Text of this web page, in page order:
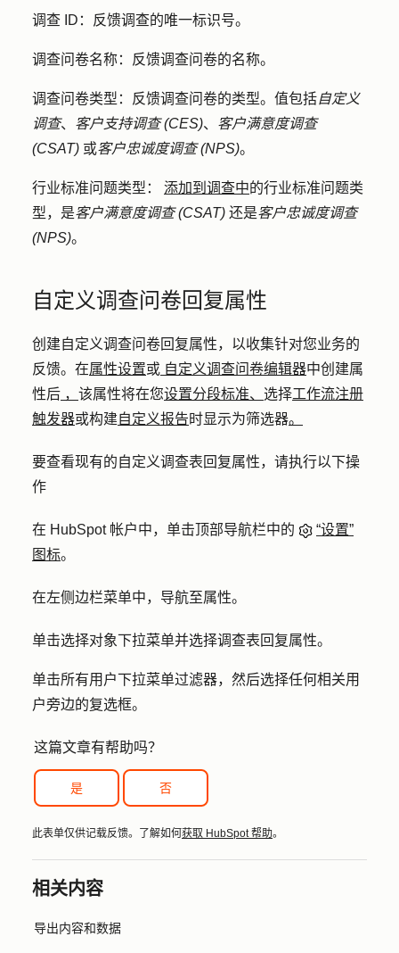
调查 ID ：反馈调查的唯一标识号。
调查问卷名称：反馈调查问卷的名称。
调查问卷类型 ：反馈调查问卷的类型。值包括自定义
调查、 客户支持调查 (CES)、 客户满意度调查
(CSAT) 或客户忠诚度调查 (NPS)。
行业标准问题类型： 添加到调查中的行业标准问题类
型，是客户满意度调查(CSAT) 还是客户忠诚度调查
(NPS)。
自定义调查问卷回复属性
创建自定义调查问卷回复属性，以收集针对您业务的
反馈。在属性设置或 自定义调查问卷编辑器中创建属
性后 ， 该属性将在您设置分段标准、 选择工作流注册
触发器或构建自定义报告时显示为筛选器。
要查看现有的自定义调查表回复属性，请执行以下操
作
在 HubSpot 帐户中，单击顶部导航栏中的
“设置”
图标。
在左侧边栏菜单中，导航至属性。
单击选择对象下拉菜单并选择调查表回复属性。
单击所有用户下拉菜单过滤器，然后选择任何相关用
户旁边的复选框。
这篇文章有帮助吗？
是 否
此表单仅供记载反馈。了解如何 获取 HubSpot 帮助。
相关内容
导出内容和数据